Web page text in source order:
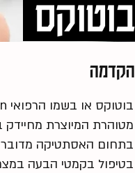
הקדמה
בתחום האסתטיקה מדובר
בטיפול בקמטי הבעה במצח,